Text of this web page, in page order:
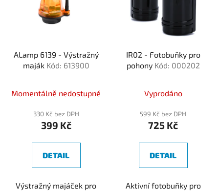
ALamp 6139 - Výstražný
maják Kód: 613900
Momentálně nedostupné
330 Kč bez DPH
399 Kč
DETAIL
Výstražný majáček pro
IR02 - Fotobuňky pro
pohony Kód: 000202
Vyprodáno
599 Kč bez DPH
725 Kč
DETAIL
Aktivní fotobuňky pro